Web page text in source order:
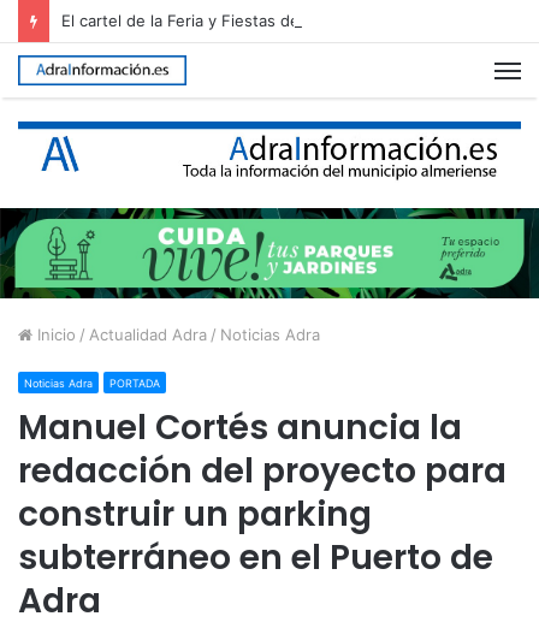
Inicio / Actualidad Adra / Noticias Adra
Noticias Adra PORTADA
Manuel Cortés anuncia la
redacción del proyecto para
construir un parking
subterráneo en el Puerto de
Adra